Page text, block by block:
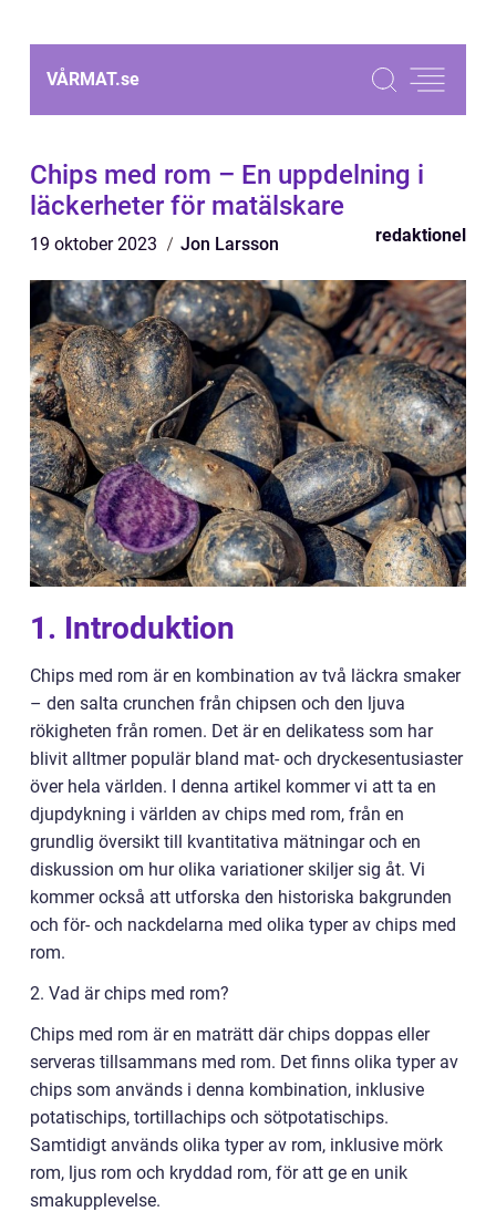
VÅRMAT.se
Chips med rom – En uppdelning i
läckerheter för matälskare
19 oktober 2023 Jon Larsson redaktionel
1. Introduktion
Chips med rom är en kombination av två läckra smaker
– den salta crunchen från chipsen och den ljuva
rökigheten från romen. Det är en delikatess som har
blivit alltmer populär bland mat- och dryckesentusiaster
över hela världen. I denna artikel kommer vi att ta en
djupdykning i världen av chips med rom, från en
grundlig översikt till kvantitativa mätningar och en
diskussion om hur olika variationer skiljer sig åt. Vi
kommer också att utforska den historiska bakgrunden
och för- och nackdelarna med olika typer av chips med
rom.
2. Vad är chips med rom?
Chips med rom är en maträtt där chips doppas eller
serveras tillsammans med rom. Det finns olika typer av
chips som används i denna kombination, inklusive
potatischips, tortillachips och sötpotatischips.
Samtidigt används olika typer av rom, inklusive mörk
rom, ljus rom och kryddad rom, för att ge en unik
smakupplevelse.